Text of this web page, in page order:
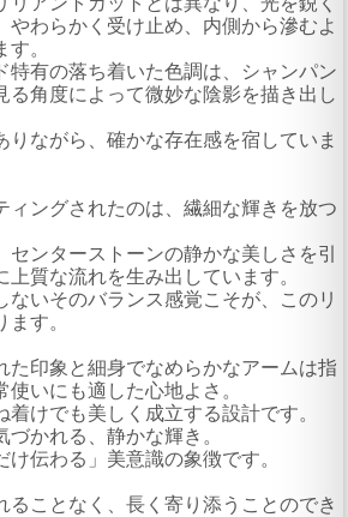
やわらかく受け止め、内側から滲むよ
。
特有の落ち着いた色調は、シャンパン
る角度によって微妙な陰影を描き出し
りながら、確かな存在感を宿していま
ィングされたのは、繊細な輝きを放つ
ンターストーンの静かな美しさを引
上質な流れを生み出しています。
ないそのバランス感覚こそが、このリ
す。
た印象と細身でなめらかなアームは指
いにも適した心地よさ。
けでも美しく成立する設計です。
かれる、静かな輝き。
伝わる」美意識の象徴です。
ることなく、長く寄り添うことのでき